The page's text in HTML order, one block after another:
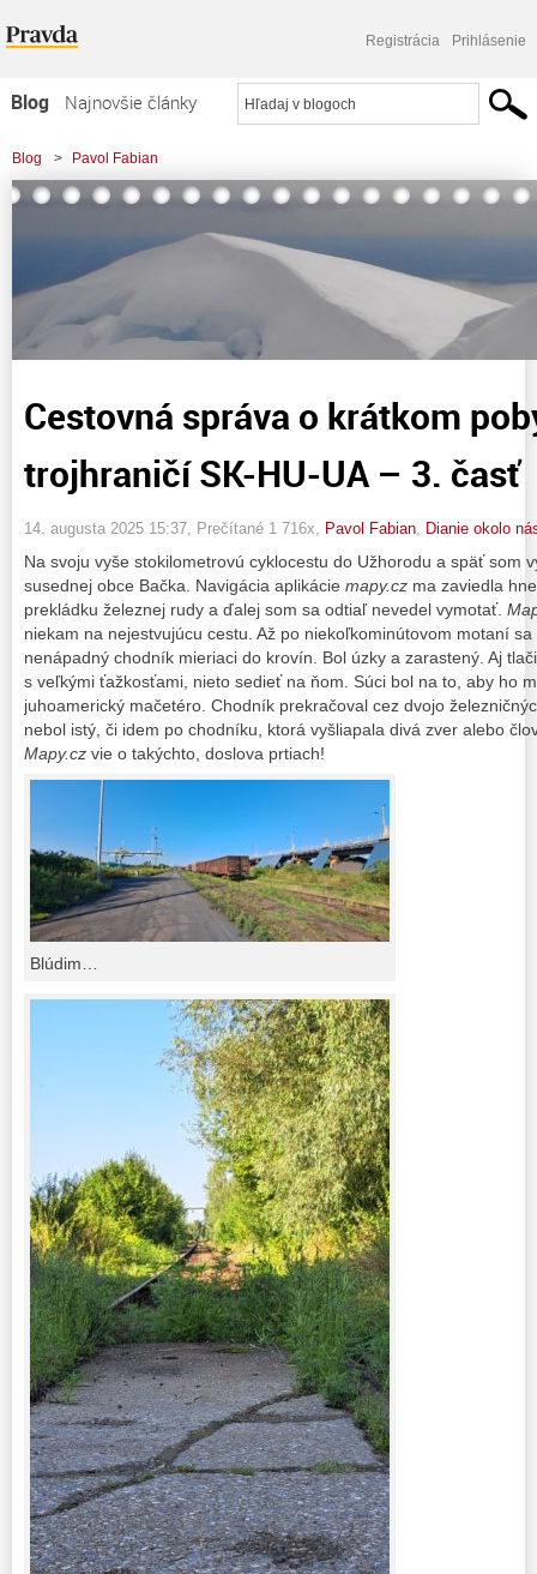
Registrácia Prihlásenie
Blog
Najnovšie články
Najčítanejšie články
Najkomentovanejšie články
Komerčné blogy
Blog > Pavol Fabian
> Cestovná správa o krátkom pobyte v trojhraničí SK-HU-UA – 3. časť
Cestovná správa o krátkom
trojhraničí SK-HU-UA – 3. časť
14. augusta 2025 15:37 , Prečítané 1 716x, Pavol Fabian Dianie okolo
Na svoju vyše stokilometrovú cyklocestu do Užhorodu a späť som
susednej obce Bačka. Navigácia aplikácie mapy.cz ma zaviedla
prekládku železnej rudy a ďalej som sa odtiaľ nevedel vymotať.
niekam na nejestvujúcu cestu. Až po niekoľkominútovom motaní
nenápadný chodník mieriaci do krovín. Bol úzky a zarastený. Aj
s veľkými ťažkosťami, nieto sedieť na ňom. Súci bol na to, aby ho
juhoamerický mačetéro. Chodník prekračoval cez dvojo
nebol istý, či idem po chodníku, ktorá vyšliapala divá zver alebo
Mapy.cz vie o takýchto, doslova prtiach!
Blúdim…